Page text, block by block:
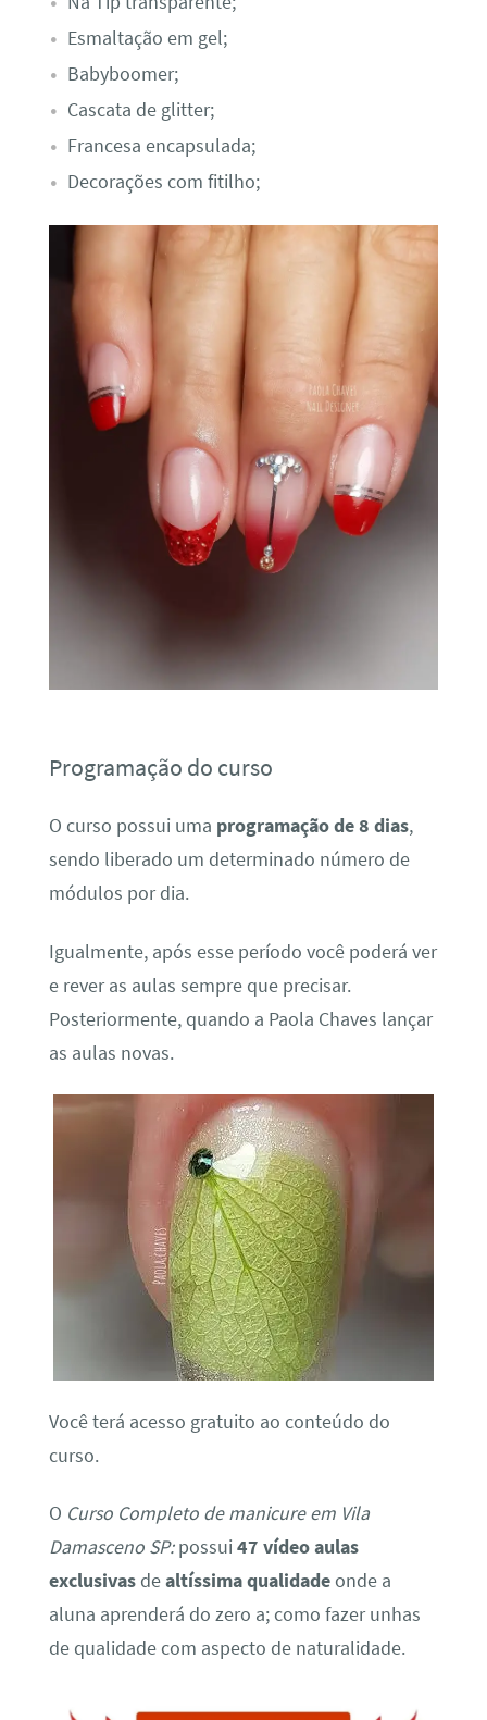
Esmaltação em gel;
Babyboomer;
Cascata de glitter;
Francesa encapsulada;
Decorações com fitilho;
Programação do curso
O curso possui uma programação de 8 dias,
sendo liberado um determinado número de
módulos por dia.
Igualmente, após esse período você poderá ver
e rever as aulas sempre que precisar.
Posteriormente, quando a Paola Chaves lançar
as aulas novas.
Você terá acesso gratuito ao conteúdo do
curso.
O Curso Completo de manicure em Vila
Damasceno SP:possui 47 vídeo aulas
exclusivasdealtíssima qualidadeonde a
aluna aprenderá do zero a; como fazer unhas
de qualidade com aspecto de naturalidade.